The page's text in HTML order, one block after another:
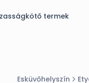
termek
Esküvőhelyszín